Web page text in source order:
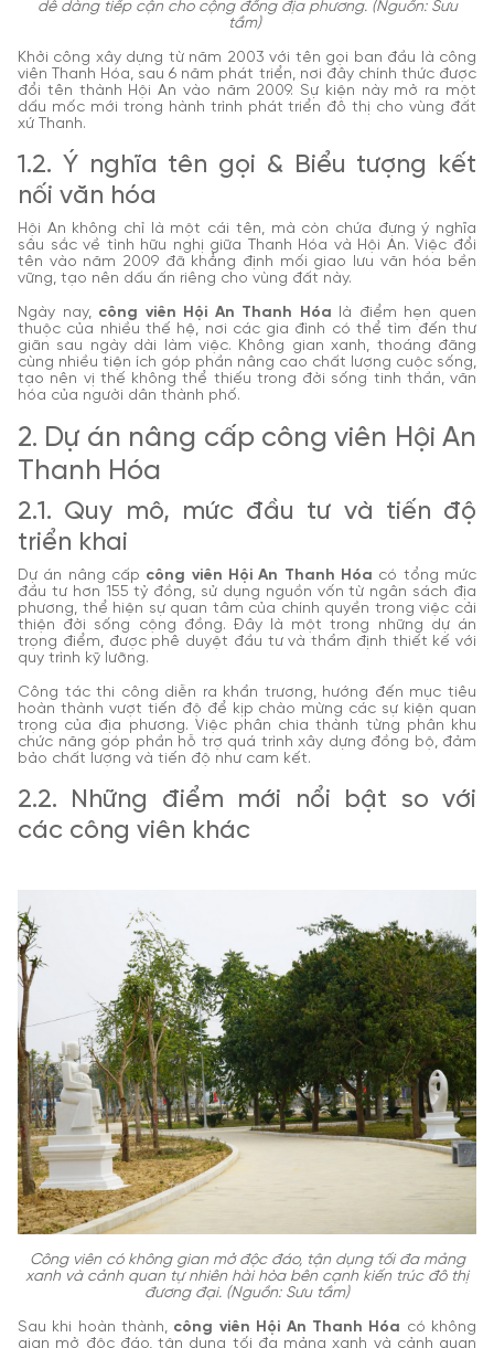
dễ dàng tiếp cận cho cộng đồng địa phương. (Nguồn: Sưu
tầm)
Khởi công xây dựng từ năm 2003 với tên gọi ban đầu là công
viên Thanh Hóa, sau 6 năm phát triển, nơi đây chính thức được
đổi tên thành Hội An vào năm 2009. Sự kiện này mở ra một
dấu mốc mới trong hành trình phát triển đô thị cho vùng đất
xứ Thanh.
1.2. Ý nghĩa tên gọi & Biểu tượng kết
nối văn hóa
Hội An không chỉ là một cái tên, mà còn chứa đựng ý nghĩa
sâu sắc về tình hữu nghị giữa Thanh Hóa và Hội An. Việc đổi
tên vào năm 2009 đã khẳng định mối giao lưu văn hóa bền
vững, tạo nên dấu ấn riêng cho vùng đất này.
Ngày nay, công viên Hội An Thanh Hóa là điểm hẹn quen
thuộc của nhiều thế hệ, nơi các gia đình có thể tìm đến thư
giãn sau ngày dài làm việc. Không gian xanh, thoáng đãng
cùng nhiều tiện ích góp phần nâng cao chất lượng cuộc sống,
tạo nên vị thế không thể thiếu trong đời sống tinh thần, văn
hóa của người dân thành phố.
2. Dự án nâng cấp công viên Hội An
Thanh Hóa
2.1. Quy mô, mức đầu tư và tiến độ
triển khai
Dự án nâng cấp công viên Hội An Thanh Hóa có tổng mức
đầu tư hơn 155 tỷ đồng, sử dụng nguồn vốn từ ngân sách địa
phương, thể hiện sự quan tâm của chính quyền trong việc cải
thiện đời sống cộng đồng. Đây là một trong những dự án
trọng điểm, được phê duyệt đầu tư và thẩm định thiết kế với
quy trình kỹ lưỡng.
Công tác thi công diễn ra khẩn trương, hướng đến mục tiêu
hoàn thành vượt tiến độ để kịp chào mừng các sự kiện quan
trọng của địa phương. Việc phân chia thành từng phân khu
chức năng góp phần hỗ trợ quá trình xây dựng đồng bộ, đảm
bảo chất lượng và tiến độ như cam kết.
2.2. Những điểm mới nổi bật so với
các công viên khác
Công viên có không gian mở độc đáo, tận dụng tối đa mảng
xanh và cảnh quan tự nhiên hài hòa bên cạnh kiến trúc đô thị
đương đại. (Nguồn: Sưu tầm)
Sau khi hoàn thành, công viên Hội An Thanh Hóa có không
gian mở độc đáo, tận dụng tối đa mảng xanh và cảnh quan